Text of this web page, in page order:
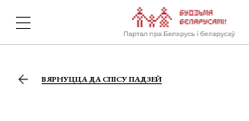
ВЯРНУЦЦА ДА СПІСУ ПАДЗЕЙ